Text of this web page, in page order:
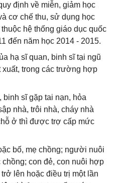
định về miễn, giảm học
cơ chế thu, sử dụng học
hệ thống giáo dục quốc
đến năm học 2014 - 2015.
hạ sĩ quan, binh sĩ tại ngũ
trong các trường hợp
binh sĩ gặp tai nạn, hỏa
nhà, trôi nhà, cháy nhà
ở thì được trợ cấp mức
bố, mẹ chồng; người nuôi
con đẻ, con nuôi hợp
lên hoặc điều trị một lần